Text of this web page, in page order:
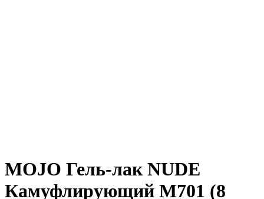
MOJO Гель-лак NUDE
Камуфлирующий M701 (8